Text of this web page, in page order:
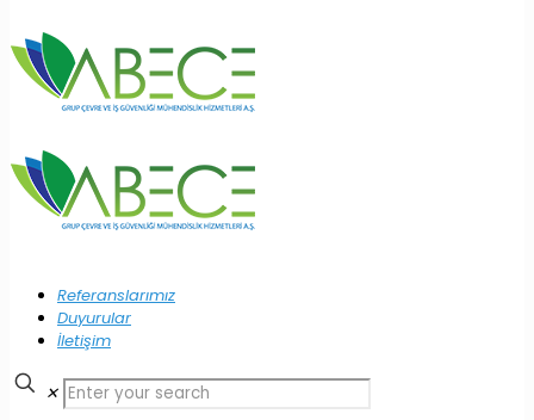
Referanslarımız
Duyurular
İletişim
✕